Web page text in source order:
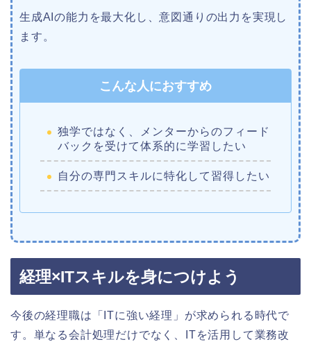
生成AIの能力を最大化し、意図通りの出力を実現し
ます。
こんな人におすすめ
独学ではなく、メンターからのフィード
バックを受けて体系的に学習したい
自分の専門スキルに特化して習得したい
経理×ITスキルを身につけよう
今後の経理職は「ITに強い経理」が求められる時代で
す。単なる会計処理だけでなく、ITを活用して業務改